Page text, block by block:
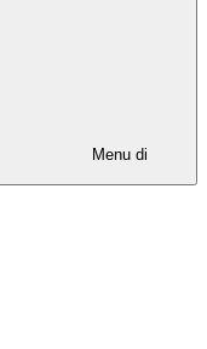
Menu di